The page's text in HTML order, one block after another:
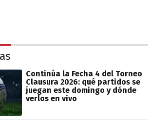
Continúa la Fecha 4 del Torneo
Clausura 2026: qué partidos se
juegan este domingo y dónde
verlos en vivo